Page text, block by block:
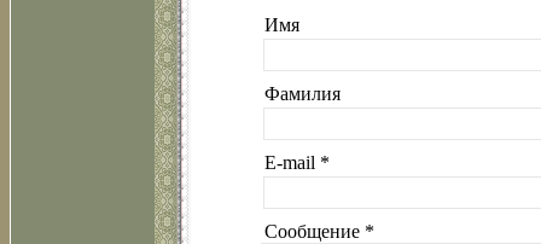
Имя
Фамилия
E-mail *
Сообщение *